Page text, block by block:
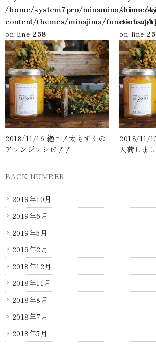
/home/system7pro/
content/themes/minajima/
on line 258
2018/11/16 絶品！太もずくの
アレンジレシピ！！
/home/
content/
on line
2018/11/
入荷しま
BACK NUMBER
2019年10月
2019年6月
2019年5月
2019年2月
2018年12月
2018年11月
2018年8月
2018年7月
2018年5月